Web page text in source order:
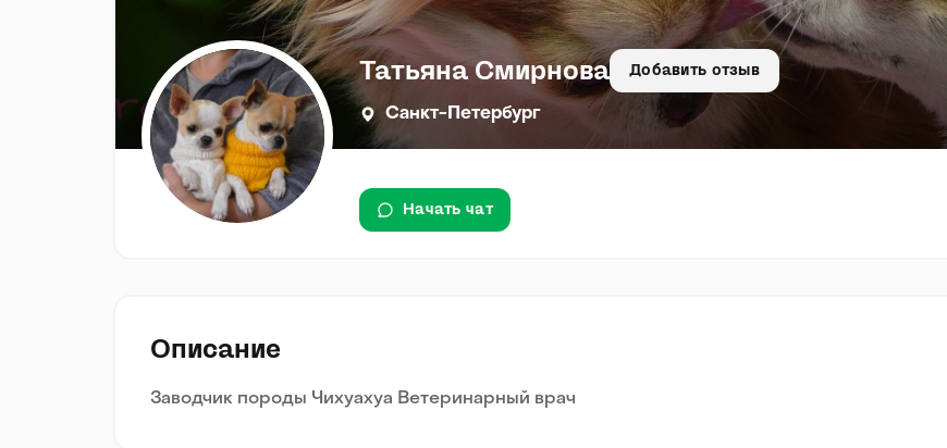
Татьяна Смирнова Добавить отзыв
Санкт-Петербург
Начать чат
Описание
Заводчик породы Чихуахуа Ветеринарный врач